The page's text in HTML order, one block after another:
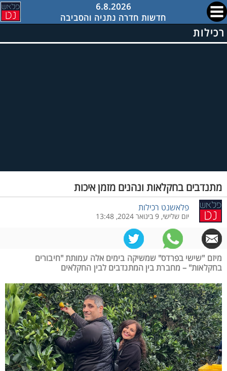
6.8.2026
חדשות חדרה נתניה והסביבה
רכילות
מתנדבים בחקלאות ונהנים מזמן איכות
פלאשנט רכילות
יום שלישי, 9 בינואר 2024, 13:48
מיזם "שישי בפרדס" שמשיקה בימים אלה עמותת "חיבורים
בחקלאות" – מחברת בין המתנדבים לבין החקלאים